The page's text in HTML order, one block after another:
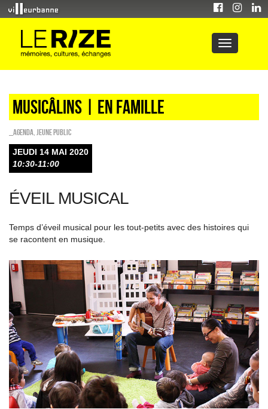
Musicâlins | en famille
_Agenda Jeune public
JEUDI 14 MAI 2020
10:30-11:00
ÉVEIL MUSICAL
Temps d’éveil musical pour les tout-petits avec des histoires qui
se racontent en musique.